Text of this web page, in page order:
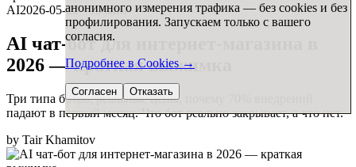
AI2026-05-22·13 мин
AI чат-бот для интернет-магазина в
2026 — краткая выжимка
Три типа ботов, реальные цены, почему 70% внедрений
падают в первый месяц. Что бот реально закрывает, а что нет.
by Tair Khamitov
анонимного измерения трафика — без cookies и без
профилирования. Запускаем только с вашего
согласия.
Подробнее в Cookies →
Согласен Отказать